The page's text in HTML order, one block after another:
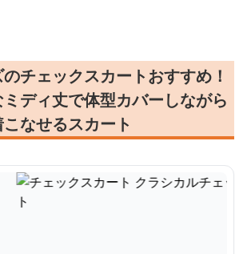
チェックスカートおすすめ！
ディ丈で体型カバーしながら
なせるスカート